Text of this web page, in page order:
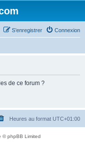
Connexion
S’enregistrer
de ce forum ?
Heures au format UTC+01:00
© phpBB Limited